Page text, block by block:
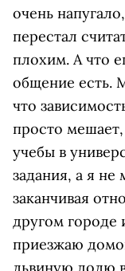
очень
перестал
плохим. А что
общение есть.
что
просто
учебы в
задания, а я не
заканчивая
другом городе
приезжаю